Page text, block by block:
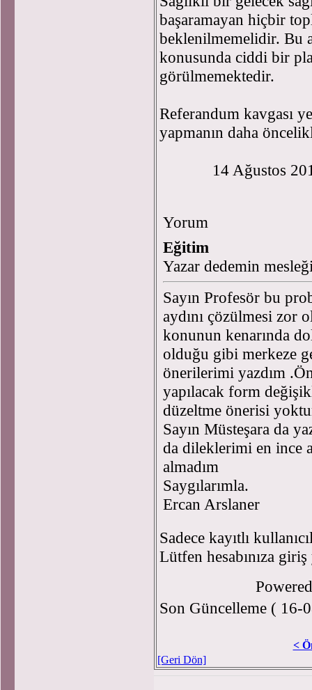
başaramayan hiçbir
beklenilmemelidir. Bu
konusunda ciddi bir
görülmemektedir.
Referandum kavgası
yapmanın daha
14 Ağustos
Yorum
Eğitim
Yazar dedemin
Sayın Profesör bu
aydını çözülmesi zor
konunun kenarında
olduğu gibi merkeze
önerilerimi yazdım
yapılacak form
düzeltme önerisi
Sayın Müsteşara da
da dileklerimi en ince
almadım
Saygılarımla.
Ercan Arslaner
Sadece kayıtlı
Lütfen hesabınıza
Son Güncelleme ( 16-
<
[Geri Dön]